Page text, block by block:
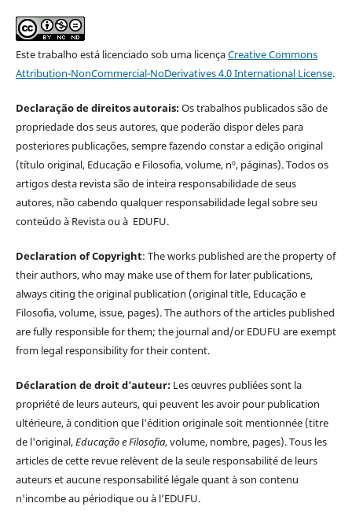
Este trabalho está licenciado sob uma licençaCreative Commons
Attribution-NonCommercial-NoDerivatives 4.0 International License.
Declaração de direitos autorais:Os trabalhos publicados são de
propriedade dos seus autores, que poderão dispor deles para
posteriores publicações, sempre fazendo constar a edição original
(título original, Educação e Filosofia, volume, nº, páginas). Todos os
artigos desta revista são de inteira responsabilidade de seus
autores, não cabendo qualquer responsabilidade legal sobre seu
conteúdo à Revista ou à EDUFU.
Declaration of Copyright: The works published are the property of
their authors, who may make use of them for later publications,
always citing the original publication (original title, Educação e
Filosofia, volume, issue, pages). The authors of the articles published
are fully responsible for them; the journal and/or EDUFU are exempt
from legal responsibility for their content.
Déclaration de droit d’auteur: Les œuvres publiées sont la
propriété de leurs auteurs, qui peuvent les avoir pour publication
ultérieure, à condition que l'édition originale soit mentionnée (titre
de l'original,Educação e Filosofia, volume, nombre, pages). Tous les
articles de cette revue relèvent de la seule responsabilité de leurs
auteurs et aucune responsabilité légale quant à son contenu
n'incombe au périodique ou à l’EDUFU.